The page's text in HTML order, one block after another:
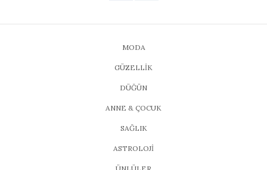
MODA
GÜZELLİK
DÜĞÜN
ANNE & ÇOCUK
SAĞLIK
ASTROLOJİ